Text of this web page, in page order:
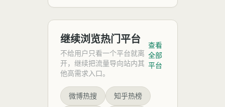
果原计划凭
10%15%的
专属折扣，
底服气”，通
常配以中国
机配送、超
级工程等视
频片段，配
文“We are
winning”
（我们赢不
现代化”这一
论断再度成
为舆论焦
点，相关话
题在百度平
台热度突破
一表述并非
首次提出，
继续浏览热门平台
不给用户只看一个平台就离
开，继续把流量导向站内其
他高需求入口。
查看
全部
平台
微博热搜 知乎热榜